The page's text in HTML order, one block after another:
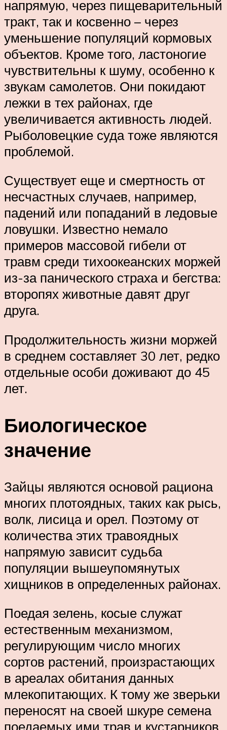
напрямую, через пищеварительный
тракт, так и косвенно – через
уменьшение популяций кормовых
объектов. Кроме того, ластоногие
чувствительны к шуму, особенно к
звукам самолетов. Они покидают
лежки в тех районах, где
увеличивается активность людей.
Рыболовецкие суда тоже являются
проблемой.
Существует еще и смертность от
несчастных случаев, например,
падений или попаданий в ледовые
ловушки. Известно немало
примеров массовой гибели от
травм среди тихоокеанских моржей
из-за панического страха и бегства:
второпях животные давят друг
друга.
Продолжительность жизни моржей
в среднем составляет 30 лет, редко
отдельные особи доживают до 45
лет.
Биологическое
значение
Зайцы являются основой рациона
многих плотоядных, таких как рысь,
волк, лисица и орел. Поэтому от
количества этих травоядных
напрямую зависит судьба
популяции вышеупомянутых
хищников в определенных районах.
Поедая зелень, косые служат
естественным механизмом,
регулирующим число многих
сортов растений, произрастающих
в ареалах обитания данных
млекопитающих. К тому же зверьки
переносят на своей шкуре семена
поедаемых ими трав и кустарников,